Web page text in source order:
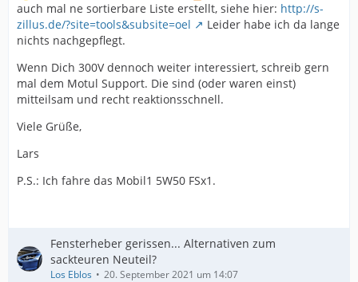
auch mal ne sortierbare Liste erstellt, siehe hier: http://s-
zillus.de/?site=tools&subsite=oel
Leider habe ich da lange
nichts nachgepflegt.
Wenn Dich 300V dennoch weiter interessiert, schreib gern
mal dem Motul Support. Die sind (oder waren einst)
mitteilsam und recht reaktionsschnell.
Viele Grüße,
Lars
P.S.: Ich fahre das Mobil1 5W50 FSx1.
Fensterheber gerissen... Alternativen zum
sackteuren Neuteil?
Los Eblos 20. September 2021 um 14:07